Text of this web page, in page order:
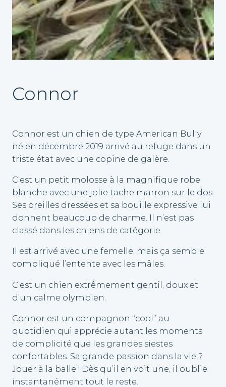
Connor
Connor est un chien de type American Bully
né en décembre 2019 arrivé au refuge dans un
triste état avec une copine de galère.
C’est un petit molosse à la magnifique robe
blanche avec une jolie tache marron sur le dos.
Ses oreilles dressées et sa bouille expressive lui
donnent beaucoup de charme. Il n’est pas
classé dans les chiens de catégorie.
Il est arrivé avec une femelle, mais ça semble
compliqué l’entente avec les mâles.
C’est un chien extrêmement gentil, doux et
d’un calme olympien.
Connor est un compagnon “cool” au
quotidien qui apprécie autant les moments
de complicité que les grandes siestes
confortables. Sa grande passion dans la vie ?
Jouer à la balle ! Dès qu’il en voit une, il oublie
instantanément tout le reste.